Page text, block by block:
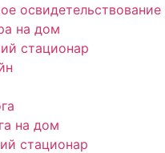
освидетельствование
на дом
стационар
на дом
стационар